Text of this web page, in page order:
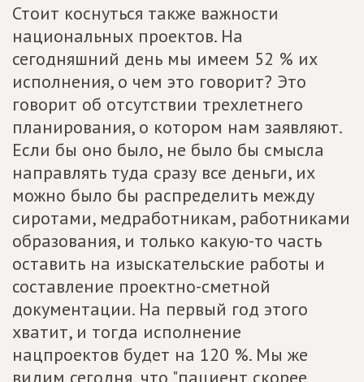
Стоит коснуться также важности
национальных проектов. На
сегодняшний день мы имеем 52 % их
исполнения, о чем это говорит? Это
говорит об отсутствии трехлетнего
планирования, о котором нам заявляют.
Если бы оно было, не было бы смысла
направлять туда сразу все деньги, их
можно было бы распределить между
сиротами, медработникам, работниками
образования, и только какую-то часть
оставить на изыскательские работы и
составление проектно-сметной
документации. На первый год этого
хватит, и тогда исполнение
нацпроектов будет на 120 %. Мы же
видим сегодня, что "пациент скорее